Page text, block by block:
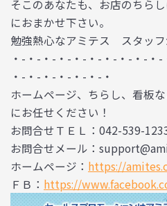
そこのあなたも、お店のちら
におまかせ下さい。
勉強熱心なアミテス スタッフ
・-・-・-・-・-・-・-・-・-・
・-・-・-・-・-・-・
ホームページ、ちらし、看板
にお任せください！
お問合せＴＥＬ：042-539-
お問合せメール：
ホームページ： https://
ＦＢ： https://